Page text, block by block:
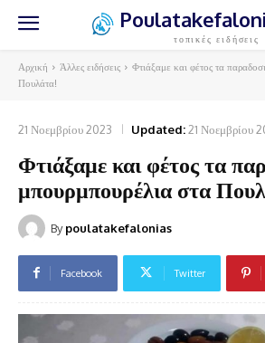
τοπικές ειδήσεις
Αρχική Άλλες ειδήσεις
Φτιάξαμε και φέτος τα
Πουλάτα!
21 Νοεμβρίου 2023 Updated:21 Νοεμβρίου
Φτιάξαμε και φέτος τα
μπουρμπουρέλια στα
By poulatakefalonias
Facebook Twitter